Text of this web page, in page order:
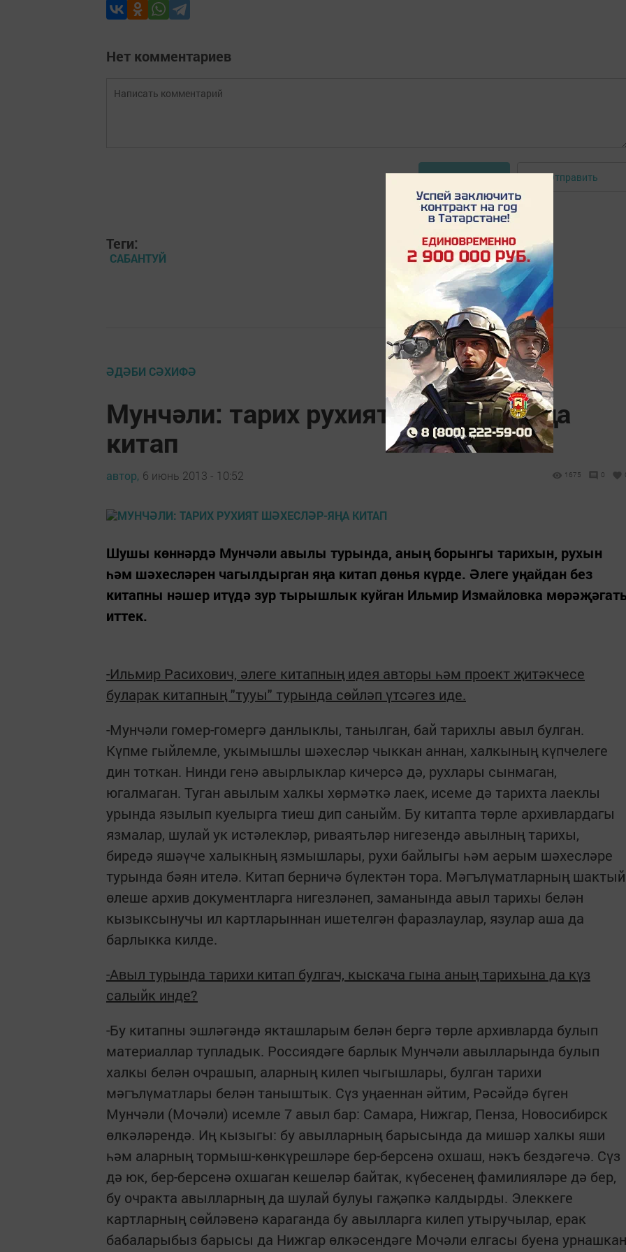
Нет комментариев
Авторизоваться Отправить
Теги:
САБАНТУЙ
ӘДӘБИ СӘХИФӘ
Мунчәли: тарих рухият шәхесләр-яңа
китап
автор, 6 июнь 2013 - 10:52 1675 0
Шушы көннәрдә Мунчәли авылы турында, аның борынгы тарихын, рухын
һәм шәхесләрен чагылдырган яңа китап дөнья күрде. Әлеге уңайдан без
китапны нәшер итүдә зур тырышлык куйган Ильмир Измайловка
иттек.
-Ильмир Расихович, әлеге китапның идея авторы һәм проект җитәкчесе
буларак китапның "тууы" турында сөйләп үтсәгез иде.
-Мунчәли гомер-гомергә данлыклы, танылган, бай тарихлы авыл булган.
Күпме гыйлемле, укымышлы шәхесләр чыккан аннан, халкының күпчелеге
дин тоткан. Нинди генә авырлыклар кичерсә дә, рухлары сынмаган,
югалмаган. Туган авылым халкы хөрмәткә лаек, исеме дә тарихта лаеклы
урында язылып куелырга тиеш дип саныйм. Бу китапта төрле архивлардагы
язмалар, шулай ук истәлекләр, риваятьләр нигезендә авылның тарихы,
биредә яшәүче халыкның язмышлары, рухи байлыгы һәм аерым шәхесләре
турында бәян ителә. Китап берничә бүлектән тора. Мәгълүматларның шактый
өлеше архив документларга нигезләнеп, заманында авыл тарихы белән
кызыксынучы ил картларыннан ишетелгән фаразлаулар, язулар аша да
барлыкка килде.
-Авыл турында тарихи китап булгач, кыскача гына аның тарихына да күз
салыйк инде?
-Бу китапны эшләгәндә якташларым белән бергә төрле архивларда булып
материаллар тупладык. Россиядәге барлык Мунчәли авылларында булып
халкы белән очрашып, аларның килеп чыгышлары, булган тарихи
мәгълүматлары белән таныштык. Сүз уңаеннан әйтим, Рәсәйдә бүген
Мунчәли (Мочәли) исемле 7 авыл бар: Самара, Нижгар, Пенза, Новосибирск
өлкәләрендә. Иң кызыгы: бу авылларның барысында да мишәр халкы яши
һәм аларның тормыш-көнкүрешләре бер-берсенә охшаш, нәкъ бездәгечә. Сүз
дә юк, бер-берсенә охшаган кешеләр байтак, күбесенең фамилияләре дә бер,
бу очракта авылларның да шулай булуы гаҗәпкә калдырды. Элеккеге
картларның сөйләвенә караганда бу авылларга килеп утыручылар, ерак
бабаларыбыз барысы да Нижгар өлкәсендәге Мочәли елгасы буена урнашкан